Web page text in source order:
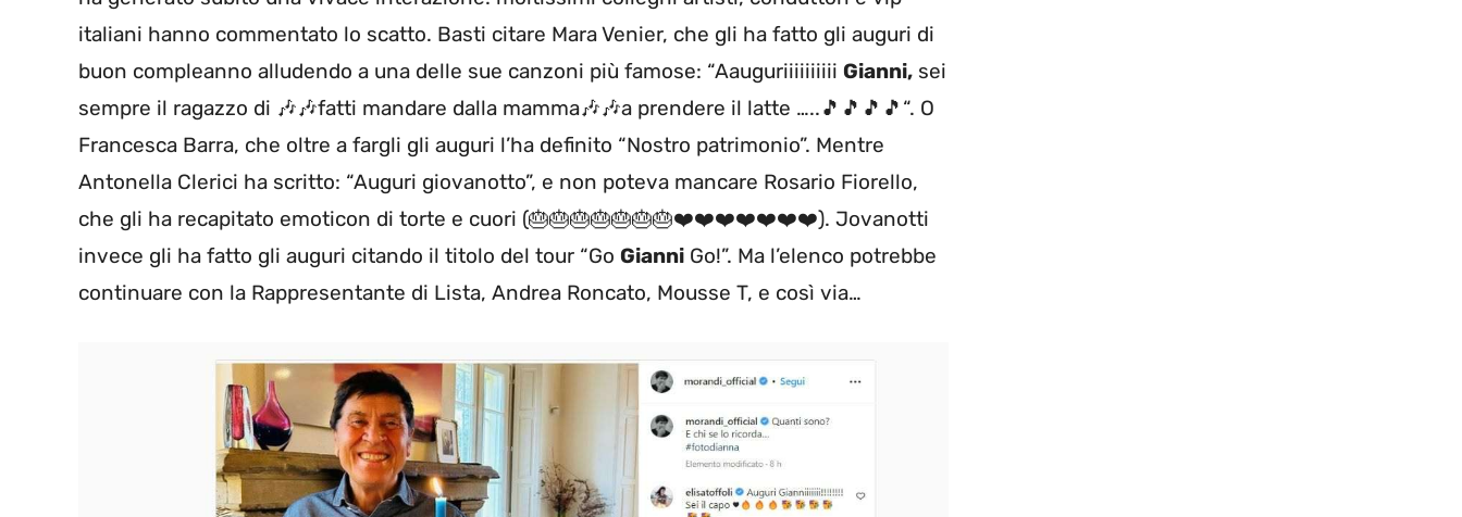
italiani hanno commentato lo scatto. Basti citare Mara Venier, che gli ha fatto gli auguri di
buon compleanno alludendo a una delle sue canzoni più famose: “Aauguriiiiiiiiii Gianni, sei
sempre il ragazzo di 🎶🎶fatti mandare dalla mamma🎶🎶a prendere il latte …..🎵🎵🎵🎵 “. O
Francesca Barra, che oltre a fargli gli auguri l’ha definito “Nostro patrimonio”. Mentre
Antonella Clerici ha scritto: “Auguri giovanotto”, e non poteva mancare Rosario Fiorello,
che gli ha recapitato emoticon di torte e cuori (🎂🎂🎂🎂🎂🎂🎂❤️❤️❤️❤️❤️❤️❤️). Jovanotti
invece gli ha fatto gli auguri citando il titolo del tour “Go Gianni Go!”. Ma l’elenco potrebbe
continuare con la Rappresentante di Lista, Andrea Roncato, Mousse T, e così via…